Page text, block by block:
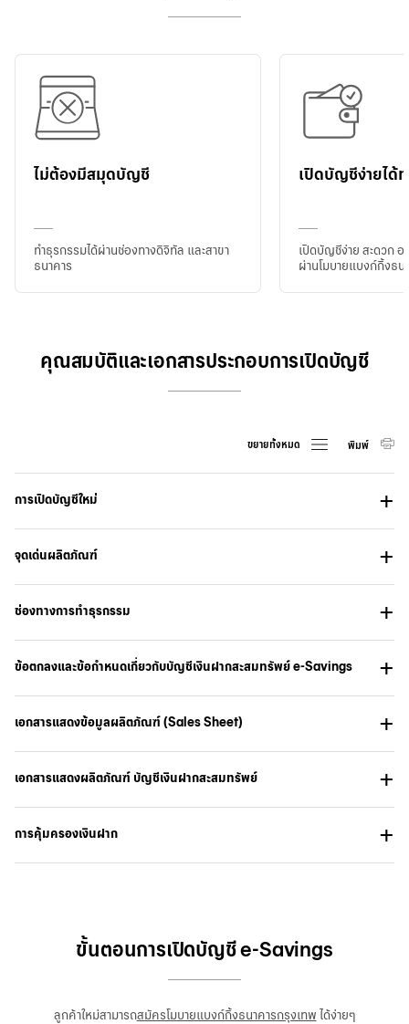
ขั้นตอนการเปิดบัญชี
วิธียืนยันตัวตน
เครื่องมือช่วยเหลือ
ไม่ต้องมีสมุดบัญชี
ทำธุรกรรมได้ผ่านช่องทางดิจิทัล และสาขา
ธนาคาร
เปิดบัญชีง่ายได้
เปิดบัญชีง่าย สะดวก
ผ่านโมบายแบงก์กิ้งธน
คุณสมบัติและเอกสารประกอบการเปิดบัญชี
ขยายทั้งหมด พิมพ์
การเปิดบัญชีใหม่
จุดเด่นผลิตภัณฑ์
ช่องทางการทำธุรกรรม
ข้อตกลงและข้อกำหนดเกี่ยวกับบัญชีเงินฝากสะสมทรัพย์ e-Savings
เอกสารแสดงข้อมูลผลิตภัณฑ์ (Sales Sheet)
เอกสารแสดงผลิตภัณฑ์ บัญชีเงินฝากสะสมทรัพย์
การคุ้มครองเงินฝาก
ขั้นตอนการเปิดบัญชี e-Savings
ลูกค้าใหม่สามารถสมัครโมบายแบงก์กิ้งธนาคารกรุงเทพ ได้ง่ายๆ